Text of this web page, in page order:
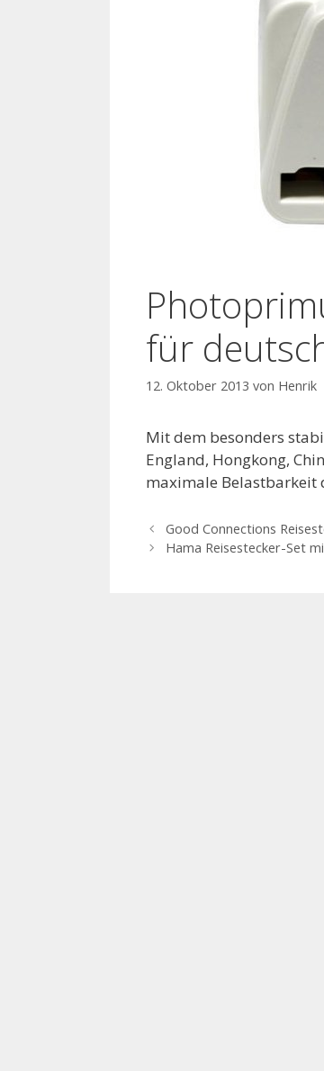
für
12. Oktober 2013 von Henrik
Mit dem besonders
England, Hongkong,
maximale Belastbarkeit
Good Connections
Hama Reisestecker-Set